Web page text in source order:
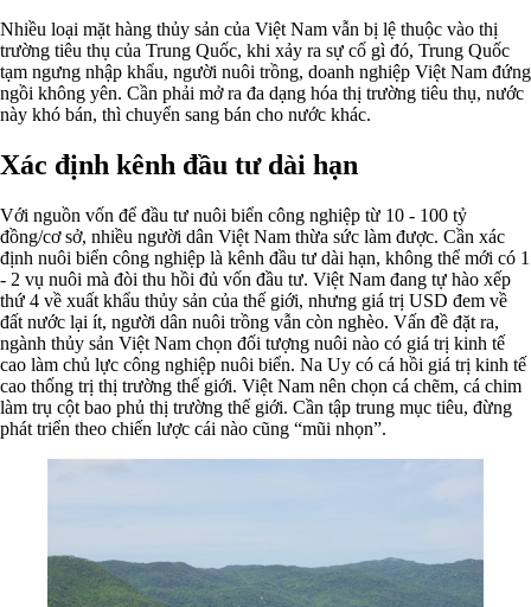
Nhiều loại mặt hàng thủy sản của Việt Nam vẫn bị lệ thuộc vào thị
trường tiêu thụ của Trung Quốc, khi xảy ra sự cố gì đó, Trung Quốc
tạm ngưng nhập khẩu, người nuôi trồng, doanh nghiệp Việt Nam đứng
ngồi không yên. Cần phải mở ra đa dạng hóa thị trường tiêu thụ, nước
này khó bán, thì chuyển sang bán cho nước khác.
Xác định kênh đầu tư dài hạn
Với nguồn vốn để đầu tư nuôi biển công nghiệp từ 10 - 100 tỷ
đồng/cơ sở, nhiều người dân Việt Nam thừa sức làm được. Cần xác
định nuôi biển công nghiệp là kênh đầu tư dài hạn, không thể mới có 1
- 2 vụ nuôi mà đòi thu hồi đủ vốn đầu tư. Việt Nam đang tự hào xếp
thứ 4 về xuất khẩu thủy sản của thế giới, nhưng giá trị USD đem về
đất nước lại ít, người dân nuôi trồng vẫn còn nghèo. Vấn đề đặt ra,
ngành thủy sản Việt Nam chọn đối tượng nuôi nào có giá trị kinh tế
cao làm chủ lực công nghiệp nuôi biển. Na Uy có cá hồi giá trị kinh tế
cao thống trị thị trường thế giới. Việt Nam nên chọn cá chẽm, cá chim
làm trụ cột bao phủ thị trường thế giới. Cần tập trung mục tiêu, đừng
phát triển theo chiến lược cái nào cũng “mũi nhọn”.